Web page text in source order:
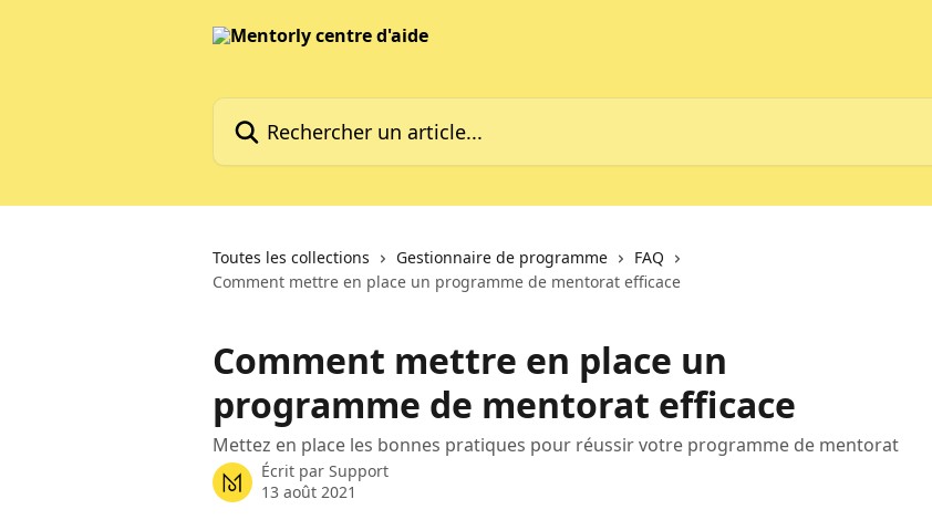
Rechercher un article...
Toutes les collections Gestionnaire de programme
FAQ
Comment mettre en place un programme de mentorat efficace
Comment mettre en place un
programme de mentorat efficace
Mettez en place les bonnes pratiques pour réussir votre programme de mentorat
Écrit par Support
13 août 2021